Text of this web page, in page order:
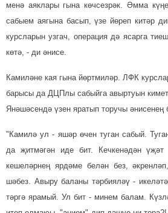
менә аяклары гына көчсезрәк. Әмма
сабыем аягына басып, үзе йөреп ки­тәр
курс­ларын узгач, операция дә ясарга
көтә, - ди әнисе.
Камиләне кая гына йөртмиләр. ЛФК
барысы да ДЦПлы сабыйга авыртуын
Янәшәсендә үзен яратып торучы әнисенең
"Камилә ул - яшәр өчен туган сабый.
да җитмәгән иде бит. Кеч­кенәдән
кешеләрнең ярдәме белән без,
шәбез. Авыру баланы тәр­бия­ләү -
тәргә ярамый. Ул бит - минем балам.